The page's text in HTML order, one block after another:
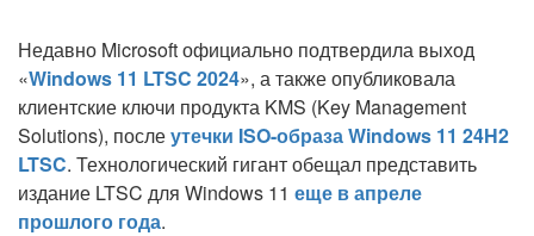
Недавно Microsoft официально подтвердила выход
«Windows 11 LTSC 2024», а также опубликовала
клиентские ключи продукта KMS (Key Management
Solutions), послеутечки ISO-образа Windows 11 24H2
LTSC. Технологический гигант обещал представить
издание LTSC для Windows 11 еще в апреле
прошлого года.